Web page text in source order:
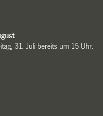
31. Juli bereits um 15 Uhr.